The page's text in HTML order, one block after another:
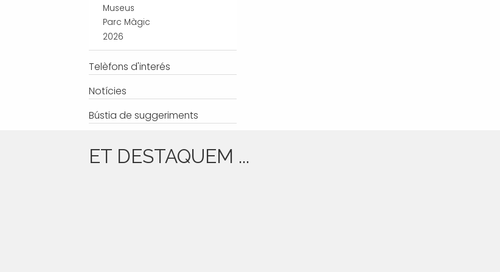
Museus
Parc Màgic
2026
Telèfons d'interés
Notícies
Bústia de suggeriments
ET DESTAQUEM ...